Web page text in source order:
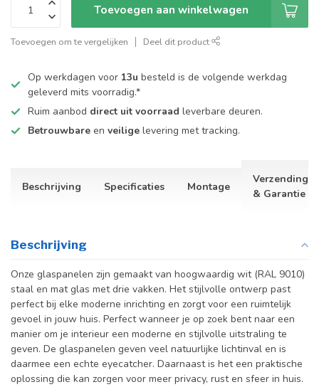
Toevoegen aan winkelwagen
Toevoegen om te vergelijken Deel dit product
Op werkdagen voor 13u besteld is de volgende werkdag
geleverd mits voorradig.*
Ruim aanbod direct uit voorraad leverbare deuren.
Betrouwbare en veilige levering met tracking.
Beschrijving Specificaties Montage
Verzending
& Garantie
Beschrijving
Onze glaspanelen zijn gemaakt van hoogwaardig wit (RAL 9010)
staal en mat glas met drie vakken. Het stijlvolle ontwerp past
perfect bij elke moderne inrichting en zorgt voor een ruimtelijk
gevoel in jouw huis. Perfect wanneer je op zoek bent naar een
manier om je interieur een moderne en stijlvolle uitstraling te
geven. De glaspanelen geven veel natuurlijke lichtinval en is
daarmee een echte eyecatcher. Daarnaast is het een praktische
oplossing die kan zorgen voor meer privacy, rust en sfeer in huis.